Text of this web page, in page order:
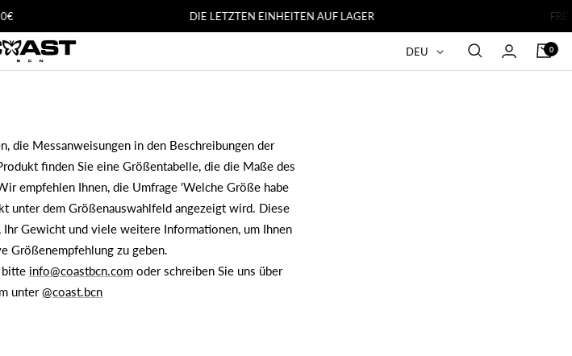
DIE LETZTEN EINHEITEN AUF LAGER FREE
Sprache
DEU 0
die Messanweisungen in den Beschreibungen der
finden Sie eine Größentabelle, die die Maße des
empfehlen Ihnen, die Umfrage 'Welche Größe habe
unter dem Größenauswahlfeld angezeigt wird. Diese
Gewicht und viele weitere Informationen, um Ihnen
Größenempfehlung zu geben.
bitte info@coastbcn.com oder schreiben Sie uns über
unter@coast.bcn